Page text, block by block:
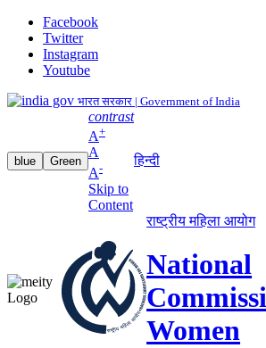
Facebook
Twitter
Instagram
Youtube
भारत सरकार | Government of India
blue Green
contrast
A+
A
A-
Skip to
Content
हिन्दी
राष्ट्रीय महिला आयोग
National
Women